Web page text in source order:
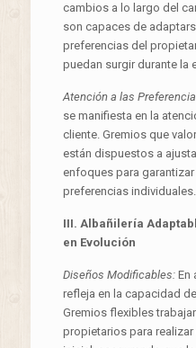
cambios a lo largo del
son capaces de
preferencias del
puedan surgir durante la
Atención a las
se manifiesta en la
cliente. Gremios que
están dispuestos a
enfoques para
preferencias individuales.
III. Albañilería
en Evolución
Diseños Modificables:En
refleja en la capacidad
Gremios flexibles
propietarios para